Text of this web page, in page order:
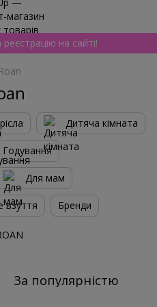
на сайті!
Дитяча кімната
Годування
Для мам
взуття Бренди
За популярністю